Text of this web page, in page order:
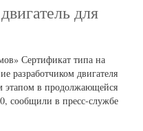
для
Сертификат типа на
разработчиком двигателя
этапом в продолжающейся
сообщили в пресс-службе